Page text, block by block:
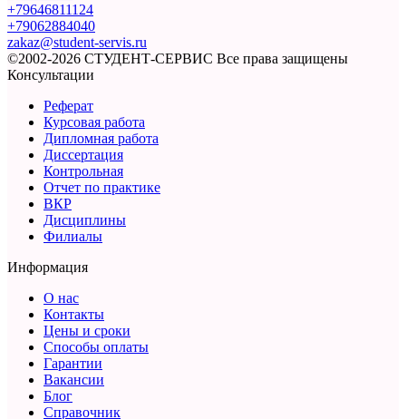
+79646811124
+79062884040
zakaz@student-servis.ru
©2002-2026 СТУДЕНТ-СЕРВИС Все права защищены
Консультации
Реферат
Курсовая работа
Дипломная работа
Диссертация
Контрольная
Отчет по практике
ВКР
Дисциплины
Филиалы
Информация
О нас
Контакты
Цены и сроки
Способы оплаты
Гарантии
Вакансии
Блог
Справочник